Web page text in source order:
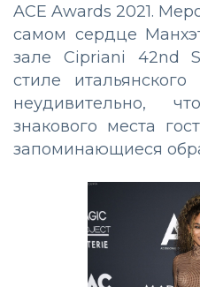
ACE Awards 2021.
самом сердце
зале Cipriani 42nd
стиле
неудивительно,
знакового места
запоминающиеся